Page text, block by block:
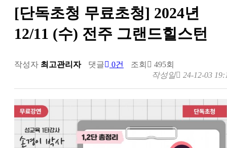
[단독초청 무료초청] 2024년
12/11 (수) 전주 그랜드힐스턴
작성자 최고관리자 댓글 0건 조회
495회
작성일
24-12-03